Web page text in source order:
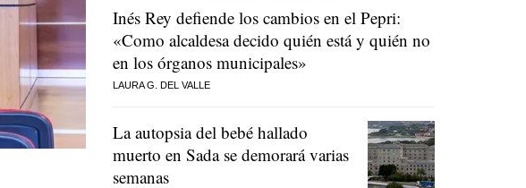
Inés Rey defiende los cambios en el Pepri:
«Como alcaldesa decido quién está y quién no
en los órganos municipales»
LAURA G. DEL VALLE
La autopsia del bebé hallado
muerto en Sada se demorará varias
semanas